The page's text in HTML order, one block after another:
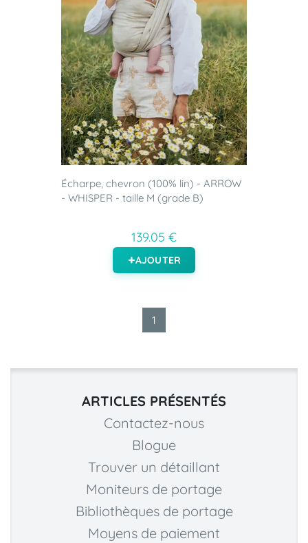
Écharpe, chevron (100% lin) - ARROW
- WHISPER - taille M (grade B)
139.05 €
AJOUTER
1
ARTICLES PRÉSENTÉS
Contactez-nous
Blogue
Trouver un détaillant
Moniteurs de portage
Bibliothèques de portage
Moyens de paiement